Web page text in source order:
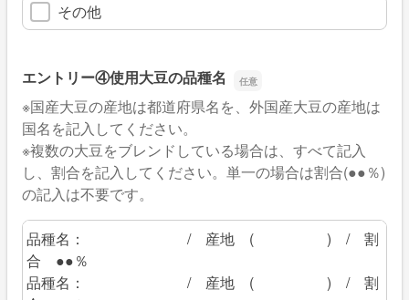
その他
エントリー④使用大豆の品種名
※国産大豆の産地は都道府県名を、外国産大豆の産地は
国名を記入してください。
※複数の大豆をブレンドしている場合は、すべて記入
し、割合を記入してください。単一の場合は割合(●●％)
の記入は不要です。
エントリー④使用大豆の品種名